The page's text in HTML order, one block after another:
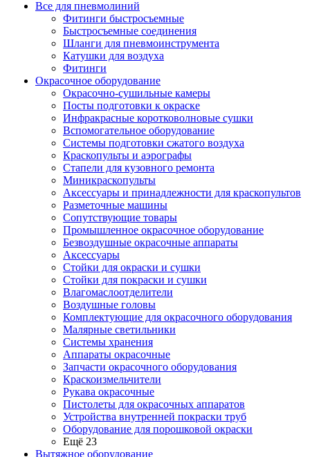
Все для пневмолиний
Фитинги быстросъемные
Быстросъемные соединения
Шланги для пневмоинструмента
Катушки для воздуха
Фитинги
Окрасочное оборудование
Окрасочно-сушильные камеры
Посты подготовки к окраске
Инфракрасные коротковолновые сушки
Вспомогательное оборудование
Системы подготовки сжатого воздуха
Краскопульты и аэрографы
Стапели для кузовного ремонта
Миникраскопульты
Аксессуары и принадлежности для краскопультов
Разметочные машины
Сопутствующие товары
Промышленное окрасочное оборудование
Безвоздушные окрасочные аппараты
Аксессуары
Стойки для окраски и сушки
Стойки для покраски и сушки
Влагомаслоотделители
Воздушные головы
Комплектующие для окрасочного оборудования
Малярные светильники
Системы хранения
Аппараты окрасочные
Запчасти окрасочного оборудования
Краскоизмельчители
Рукава окрасочные
Пистолеты для окрасочных аппаратов
Устройства внутренней покраски труб
Оборудование для порошковой окраски
Ещё 23
Вытяжное оборудование